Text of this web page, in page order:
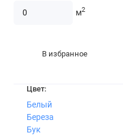
м2
В избранное
Цвет:
Белый
Береза
Бук